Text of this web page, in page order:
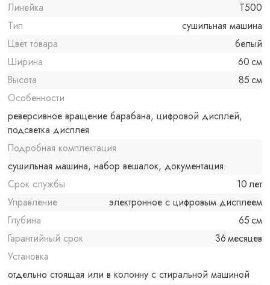
Линейка
T500
Тип
сушильная машина
Цвет товара
белый
Ширина
60 см
Высота
85 см
Особенности
реверсивное вращение барабана, цифровой дисплей,
подсветка дисплея
Подробная комплектация
сушильная машина, набор вешалок, документация
Срок службы
10 лет
Управление
электронное с цифровым дисплеем
Глубина
65 см
Гарантийный срок
36 месяцев
Установка
отдельно стоящая или в колонну с стиральной машиной